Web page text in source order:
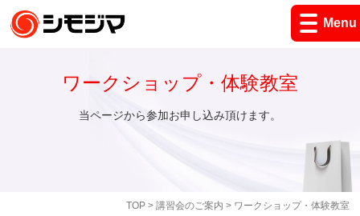
Menu
TOP> 講習会のご案内 > ワークショップ・体験教室
ワークショップ・体験教室
当ページから参加お申し込み頂けます。